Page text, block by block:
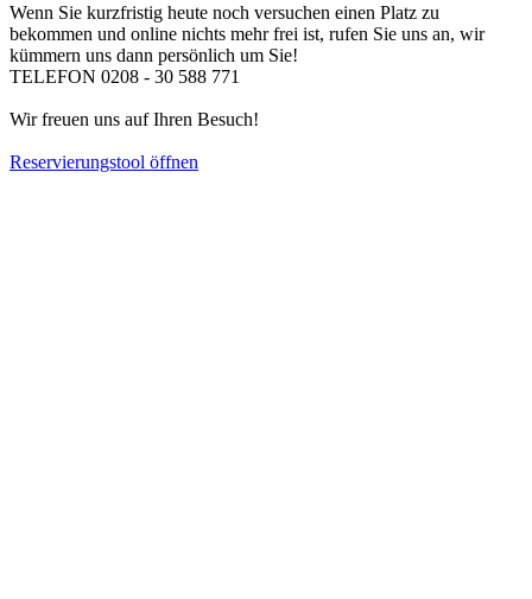
Wenn Sie kurzfristig heute noch versuchen einen Platz zu
bekommen und online nichts mehr frei ist, rufen Sie uns an, wir
kümmern uns dann persönlich um Sie!
TELEFON 0208 - 30 588 771
Wir freuen uns auf Ihren Besuch!
Reservierungstool öffnen